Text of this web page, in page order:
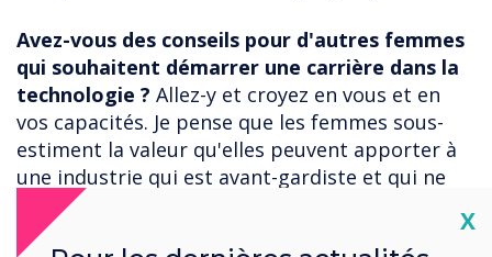
Avez-vous des conseils pour d'autres femmes
qui souhaitent démarrer une carrière dans la
technologie ? Allez-y et croyez en vous et en
vos capacités. Je pense que les femmes sous-
estiment la valeur qu'elles peuvent apporter à
une industrie qui est avant-gardiste et qui ne
peut être encore plus performante qu'en
apportant des idées et des talents divers.
X